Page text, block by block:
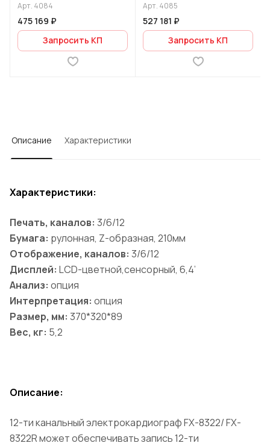
Арт. 4084
475 169 ₽
Запросить КП
Арт. 4085
527 181 ₽
Запросить КП
Описание Характеристики
Характеристики:
Печать, каналов: 3/6/12
Бумага: рулонная, Z-образная, 210мм
Отображение, каналов: 3/6/12
Дисплей: LCD-цветной,сенсорный, 6,4’
Анализ: опция
Интерпретация: опция
Размер, мм: 370*320*89
Вес, кг: 5,2
Описание:
12-ти канальный электрокардиограф FX-8322/ FX-
8322R может обеспечивать запись 12-ти